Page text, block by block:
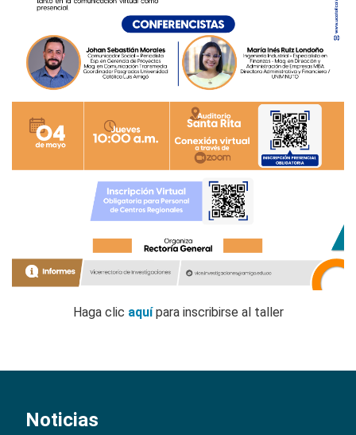
Haga clic aquípara inscribirse al taller
Noticias